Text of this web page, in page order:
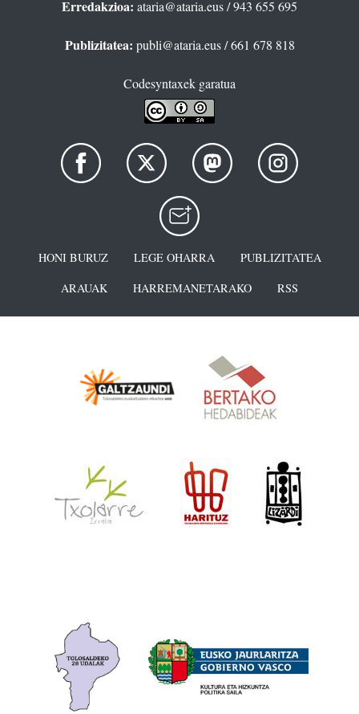
Erredakzioa: ataria@ataria.eus/ 943 655 695
Publizitatea: publi@ataria.eus/ 661 678 818
Codesyntaxek garatua
HONI BURUZ LEGE OHARRA
PUBLIZITATEA
ARAUAK
HARREMANETARAKO RSS